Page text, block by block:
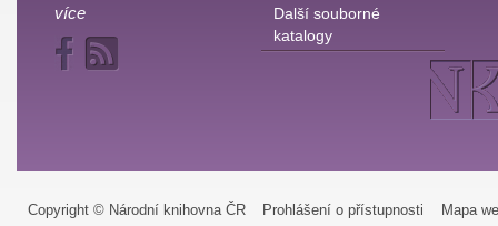
více
Další souborné
katalogy
Copyright © Národní knihovna ČR Prohlášení o přístupnosti Mapa